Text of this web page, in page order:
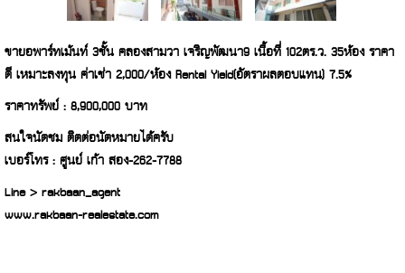
ขายอพาร์ทเม้นท์ 3ชั้น คลองสามวา เจริญพัฒนา9 เนื้อที่ 102ตร.ว. 35ห้อง ราคา
ดี เหมาะลงทุน ค่าเช่า 2,000/ห้อง Rental Yield(อัตราผลตอบแทน) 7.5%
ราคาทรัพย์ : 8,900,000 บาท
สนใจนัดชม ติดต่อนัดหมายได้ครับ
เบอร์โทร : ศูนย์ เก้า สอง-262-7788
Line > rakbaan_agent
www.rakbaan-realestate.com